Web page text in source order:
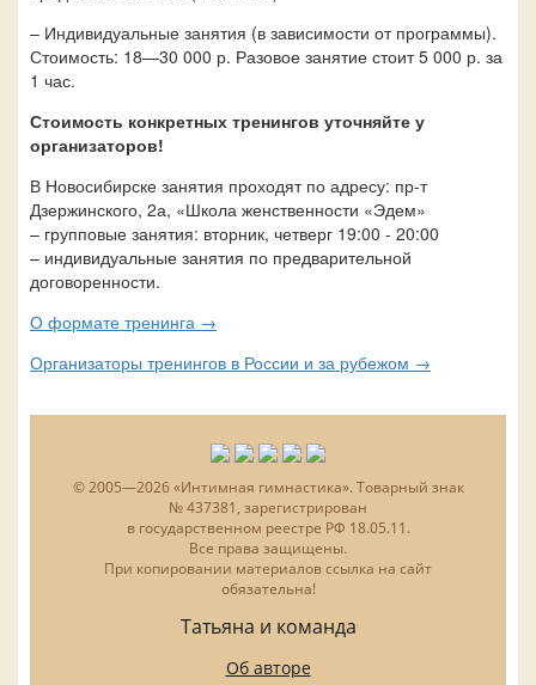
– Индивидуальные занятия (в зависимости от программы).
Стоимость: 18—30 000 р. Разовое занятие стоит 5 000 р. за
1 час.
Стоимость конкретных тренингов уточняйте у
организаторов!
В Новосибирске занятия проходят по адресу: пр-т
Дзержинского, 2а, «Школа женственности «Эдем»
– групповые занятия: вторник, четверг 19:00 - 20:00
– индивидуальные занятия по предварительной
договоренности.
О формате тренинга →
Организаторы тренингов в России и за рубежом →
© 2005—2026 «Интимная гимнастика». Товарный знак
№ 437381, зарегистрирован
в государственном реестре РФ 18.05.11.
Все права защищены.
При копировании материалов ссылка на сайт
обязательна!
Татьяна и команда
Об авторе